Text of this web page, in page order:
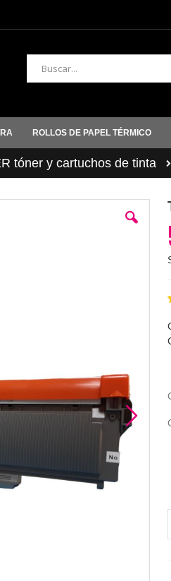
Buscar
ROLLOS DE PAPEL TÉRMICO
tóner y cartuchos de tinta